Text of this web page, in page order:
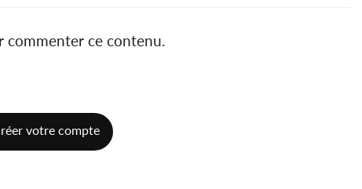
commenter ce contenu.
votre compte